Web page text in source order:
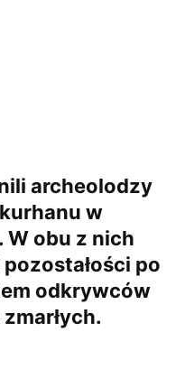
archeolodzy
w
W obu z nich
po
odkrywców